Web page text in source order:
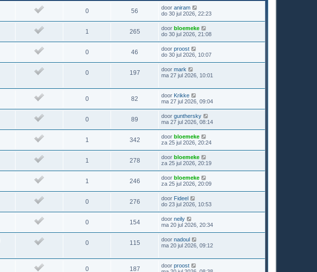
0 56 dooraniram
do 30 jul 2026, 22:23
1 265 doorbloemeke
do 30 jul 2026, 21:08
0 46 doorproost
do 30 jul 2026, 10:07
0 197 doormark
ma 27 jul 2026, 10:01
0 82 door Krikke
ma 27 jul 2026, 09:04
0 89 doorgunthersky
ma 27 jul 2026, 08:14
1 342 doorbloemeke
za 25 jul 2026, 20:24
1 278 doorbloemeke
za 25 jul 2026, 20:19
1 246 doorbloemeke
za 25 jul 2026, 20:09
0 276 door Fideel
do 23 jul 2026, 10:53
0 154 doorneily
ma 20 jul 2026, 20:34
0 115 doornadoul
ma 20 jul 2026, 09:12
0 187 doorproost